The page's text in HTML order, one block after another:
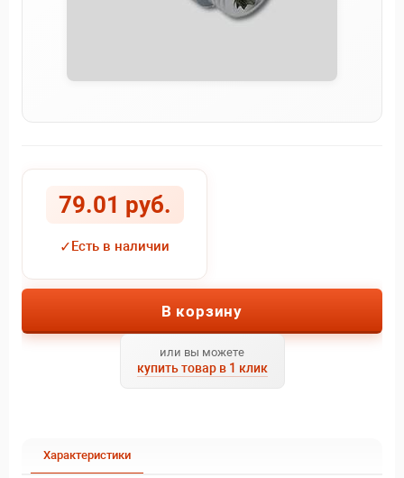
79.01 руб.
✓Есть в наличии
В корзину
или вы можете
купить товар в 1 клик
Характеристики